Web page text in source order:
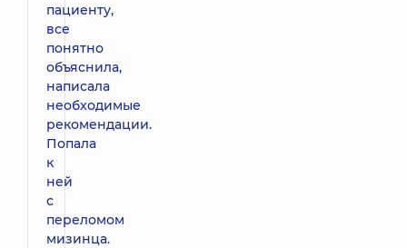
пациенту,
все
понятно
объяснила,
написала
необходимые
рекомендации.
Попала
к
ней
с
переломом
мизинца.